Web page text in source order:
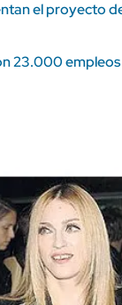
el proyecto
23.000